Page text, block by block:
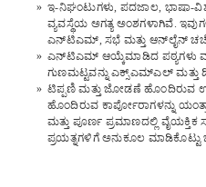
» ಇ-ನಿಘಂಟುಗಳು, ಪದಜಾಲ, ಭಾಷಾ-
ವ್ಯವಸ್ಥೆಯ ಅಗತ್ಯ ಅಂಶಗಳಾಗಿವೆ.
ಎನ್‌ಟಿಎಮ್, ಸಭೆ ಮತ್ತು ಆನ್‌ಲೈನ್
» ಎನ್‌ಟಿಎಮ್ ಆಯ್ಕೆಮಾಡಿದ ಪಠ್ಯಗಳು
ಗುಣಮಟ್ಟವನ್ನು ಎಕ್ಸ್ಎಮ್ಎಲ್
» ಟಿಪ್ಪಣಿ ಮತ್ತು ಜೋಡಣೆ ಹೊಂದಿರುವ
ಹೊಂದಿರುವ ಕಾರ್ಪೋರಾಗಳನ್ನು
ಮತ್ತು ಪೂರ್ಣ ಪ್ರಮಾಣದಲ್ಲಿ
ಪ್ರಯತ್ನಗಳಿಗೆ ಅನುಕೂಲ ಮಾಡಿಕೊಟ್ಟು